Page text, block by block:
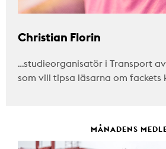
Christian Florin
…studieorganisatör i Transport
som vill tipsa läsarna om fackets
MÅNADENS